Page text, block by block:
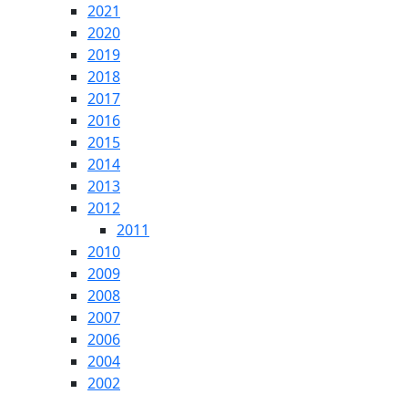
2021
2020
2019
2018
2017
2016
2015
2014
2013
2012
2011
2010
2009
2008
2007
2006
2004
2002